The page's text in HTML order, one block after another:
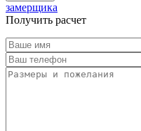
замерщика
Получить расчет